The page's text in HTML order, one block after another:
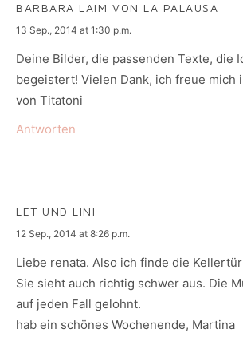
BARBARA LAIM VON LA PALAUSA
says:
13 Sep., 2014 at 1:30 p.m.
Deine Bilder, die passenden Texte, die
begeistert! Vielen Dank, ich freue mich
von Titatoni
Antworten
LET UND LINI
says:
12 Sep., 2014 at 8:26 p.m.
Liebe renata. Also ich finde die
Sie sieht auch richtig schwer aus. Die
auf jeden Fall gelohnt.
hab ein schönes Wochenende, Martina